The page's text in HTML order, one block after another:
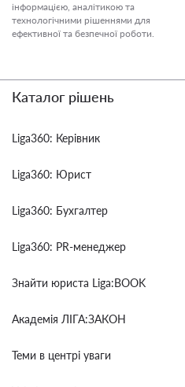
інформацією, аналітикою та
технологічними рішеннями для
ефективної та безпечної роботи.
Каталог рішень
Liga360: Керівник
Liga360: Юрист
Liga360: Бухгалтер
Liga360: PR-менеджер
Знайти юриста Liga:BOOK
Академія ЛІГА:ЗАКОН
Теми в центрі уваги